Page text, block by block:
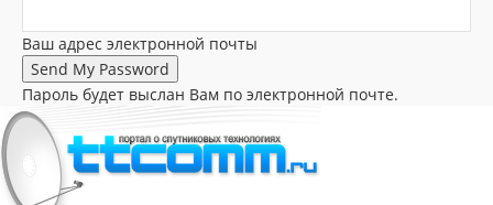
Ваш адрес электронной почты
Пароль будет выслан Вам по электронной почте.